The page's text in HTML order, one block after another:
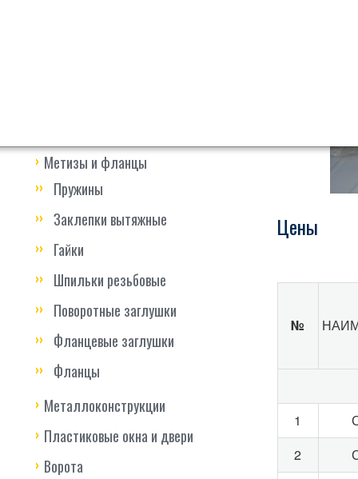
Метизы и фланцы
Пружины
Заклепки вытяжные
Гайки
Шпильки резьбовые
Поворотные заглушки
Фланцевые заглушки
Фланцы
Металлоконструкции
Пластиковые окна и двери
Ворота
Цены
№
1
2